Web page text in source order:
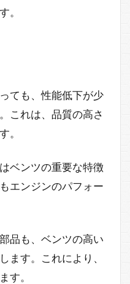
。
ても、性能低下が少
これは、品質の高さ
。
ベンツの重要な特徴
エンジンのパフォー
品も、ベンツの高い
ます。これにより、
す。